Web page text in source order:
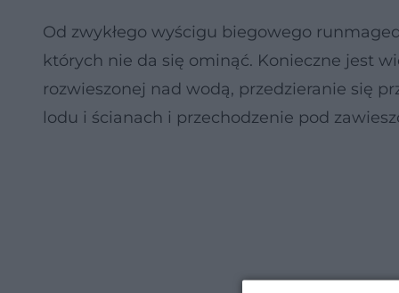
Od zwykłego wyścigu biegowego
których nie da się ominąć. Konieczne jest
rozwieszonej nad wodą, przedzieranie się
lodu i ścianach i przechodzenie pod